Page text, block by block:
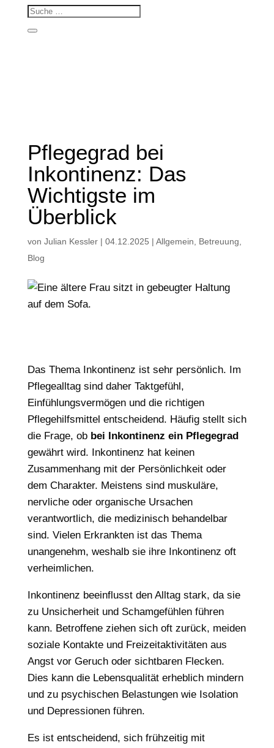
Pflegegrad bei
Inkontinenz: Das
Wichtigste im
Überblick
von Julian Kessler| 04.12.2025 | Allgemein Betreuung
Blog
Das Thema Inkontinenz ist sehr persönlich. Im
Pflegealltag sind daher Taktgefühl,
Einfühlungsvermögen und die richtigen
Pflegehilfsmittel entscheidend. Häufig stellt sich
die Frage, ob bei Inkontinenz ein Pflegegrad
gewährt wird. Inkontinenz hat keinen
Zusammenhang mit der Persönlichkeit oder
dem Charakter. Meistens sind muskuläre,
nervliche oder organische Ursachen
verantwortlich, die medizinisch behandelbar
sind. Vielen Erkrankten ist das Thema
unangenehm, weshalb sie ihre Inkontinenz oft
verheimlichen.
Inkontinenz beeinflusst den Alltag stark, da sie
zu Unsicherheit und Schamgefühlen führen
kann. Betroffene ziehen sich oft zurück, meiden
soziale Kontakte und Freizeitaktivitäten aus
Angst vor Geruch oder sichtbaren Flecken.
Dies kann die Lebensqualität erheblich mindern
und zu psychischen Belastungen wie Isolation
und Depressionen führen.
Es ist entscheidend, sich frühzeitig mit